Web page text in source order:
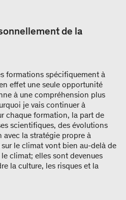
de la
formations spécifiquement à
effet une seule opportunité
à une compréhension plus
je vais continuer à
chaque formation, la part de
scientifiques, des évolutions
la stratégie propre à
le climat vont bien au-delà de
climat; elles sont devenues
la culture, les risques et la